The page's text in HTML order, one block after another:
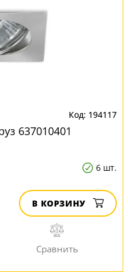
194117
637010401
6 шт.
В КОРЗИНУ